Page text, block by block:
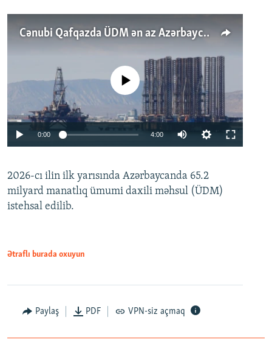
Cənubi Qafqazda ÜDM ən az Azərbaycanda artır: Qonşuları niyə Bakını qabaqlaya bilir?
Auto 240p 360p 480p
No media source currently available
0:00 4:00
360p
480p
2026-cı ilin ilk yarısında Azərbaycanda 65.2
milyard manatlıq ümumi daxili məhsul (ÜDM)
istehsal edilib.
Ətraflı burada oxuyun
Paylaş PDF VPN-siz açmaq